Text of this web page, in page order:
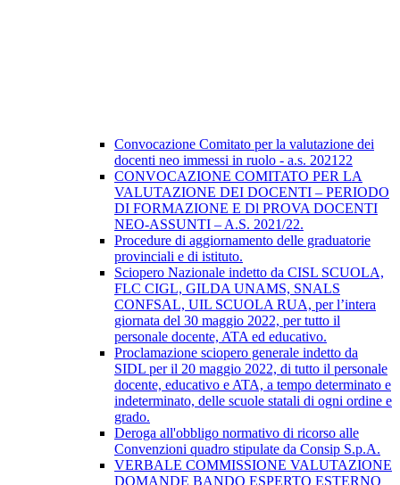
Convocazione Comitato per la valutazione dei
docenti neo immessi in ruolo - a.s. 202122
CONVOCAZIONE COMITATO PER LA
VALUTAZIONE DEI DOCENTI – PERIODO
DI FORMAZIONE E Dl PROVA DOCENTI
NEO-ASSUNTI – A.S. 2021/22.
Procedure di aggiornamento delle graduatorie
provinciali e di istituto.
Sciopero Nazionale indetto da CISL SCUOLA,
FLC CIGL, GILDA UNAMS, SNALS
CONFSAL, UIL SCUOLA RUA, per l’intera
giornata del 30 maggio 2022, per tutto il
personale docente, ATA ed educativo.
Proclamazione sciopero generale indetto da
SIDL per il 20 maggio 2022, di tutto il personale
docente, educativo e ATA, a tempo determinato e
indeterminato, delle scuole statali di ogni ordine e
grado.
Deroga all'obbligo normativo di ricorso alle
Convenzioni quadro stipulate da Consip S.p.A.
VERBALE COMMISSIONE VALUTAZIONE
DOMANDE BANDO ESPERTO ESTERNO